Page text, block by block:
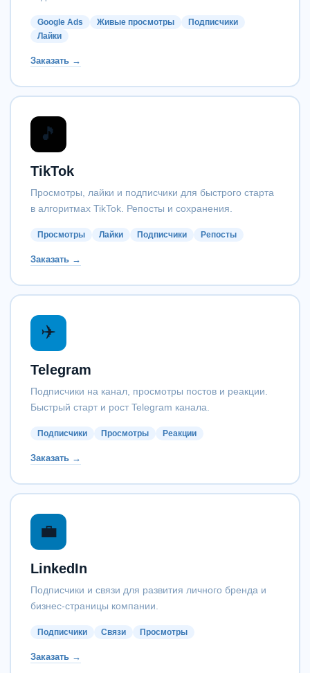
Google Ads Живые просмотры
Подписчики
Лайки
Заказать →
🎵
TikTok
Просмотры, лайки и подписчики для быстрого старта
в алгоритмах TikTok. Репосты и сохранения.
Просмотры Лайки Подписчики Репосты
Заказать →
✈️
Telegram
Подписчики на канал, просмотры постов и реакции.
Быстрый старт и рост Telegram канала.
Подписчики Просмотры Реакции
Заказать →
💼
LinkedIn
Подписчики и связи для развития личного бренда и
бизнес-страницы компании.
Подписчики Связи Просмотры
Заказать →